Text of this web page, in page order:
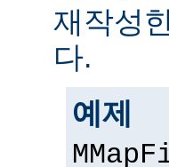
재작성
다.
예제